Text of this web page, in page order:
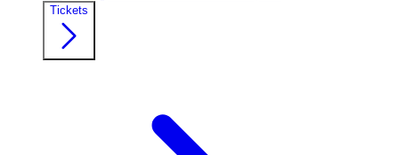
Tickets